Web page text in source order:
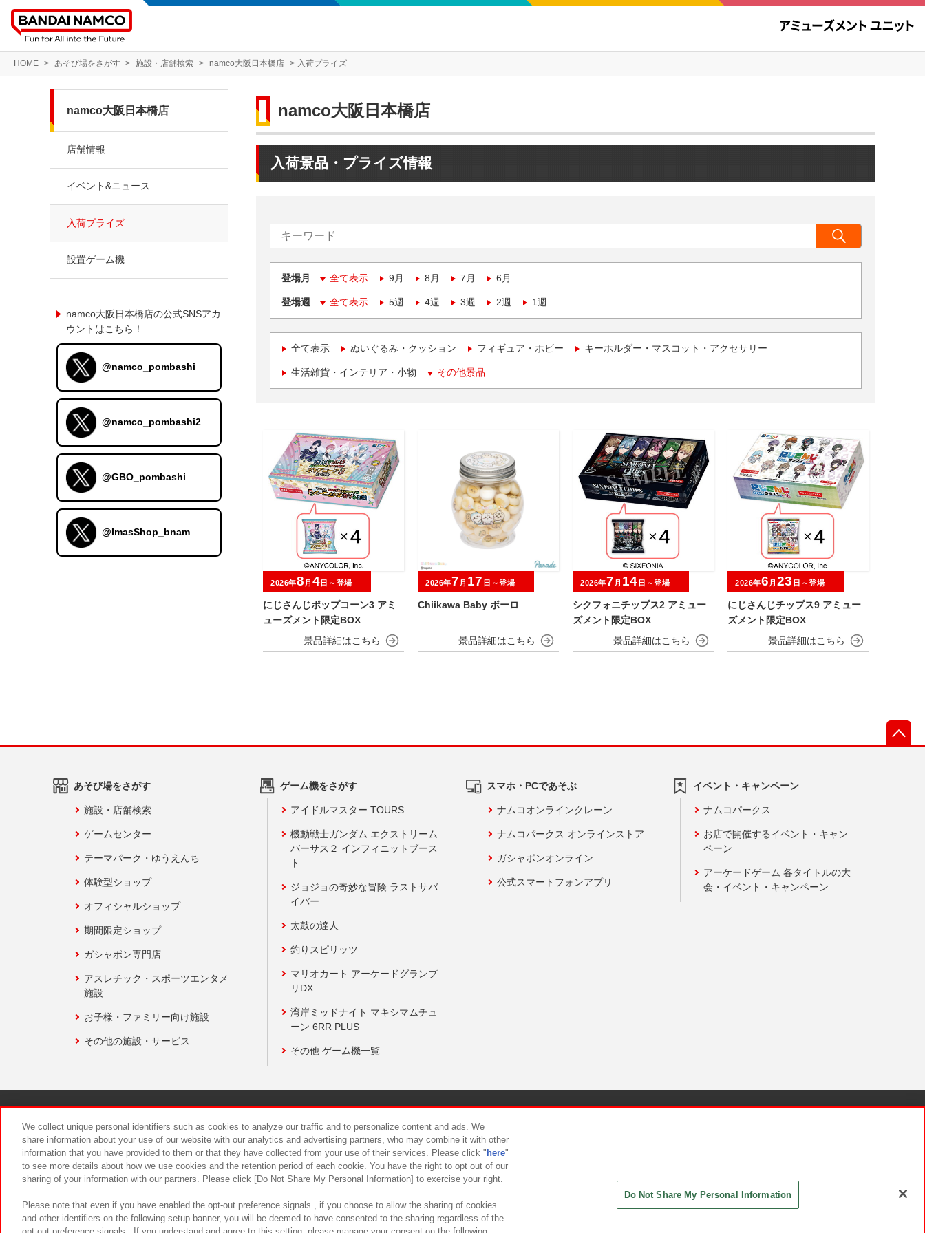
HOME あそび場をさがす 施設・店舗検索 namco大阪日本橋店 入荷プライズ
namco大阪日本橋店
入荷景品・プライズ情報
登場月 全て表示 9月 8月 7月 6月
登場週 全て表示 5週 4週 3週 2週 1週
全て表示 ぬいぐるみ・クッション フィギュア・ホビー キーホルダー・マスコット・アクセサリー
生活雑貨・インテリア・小物 その他景品
にじさんじポップコーン3 アミ
ューズメント限定BOX
2026年8 月 4日～登場
Chiikawa Baby ボーロ
2026年7 月 17 日～登場
シクフォニチップス2 アミュー
ズメント限定BOX
2026年7 月 14 日～登場
にじさんじチップス9 アミュー
ズメント限定BOX
2026年6 月 23 日～登場
namco大阪日本橋店
店舗情報
イベント&ニュース
入荷プライズ
設置ゲーム機
namco大阪日本橋店の公式SNSアカ
ウントはこちら！
@namco_pombashi
@namco_pombashi2
@GBO_pombashi
@ImasShop_bnam
あそび場をさがす
施設・店舗検索
ゲームセンター
テーマパーク・ゆうえんち
体験型ショップ
オフィシャルショップ
期間限定ショップ
ガシャポン専門店
アスレチック・スポーツエンタメ
施設
お子様・ファミリー向け施設
その他の施設・サービス
ゲーム機をさがす
アイドルマスター TOURS
機動戦士ガンダム エクストリーム
バーサス２ インフィニットブース
ト
ジョジョの奇妙な冒険 ラストサバ
イバー
太鼓の達人
釣りスピリッツ
マリオカート アーケードグランプ
リDX
湾岸ミッドナイト マキシマムチュ
ーン 6RR PLUS
その他 ゲーム機一覧
スマホ・PCであそぶ
ナムコオンラインクレーン
ナムコパークス オンラインストア
ガシャポンオンライン
公式スマートフォンアプリ
イベント・キャンペーン
ナムコパークス
お店で開催するイベント・キャン
ペーン
アーケードゲーム 各タイトルの大
会・イベント・キャンペーン
食品のご提供について カスタマーハラスメント対応方針
We collect unique personal identifiers such as cookies to analyze our traffic and to personalize content and ads. We
share information about your use of our website with our analytics and advertising partners, who may combine it with other
information that you have provided to them or that they have collected from your use of their services. Please click " here"
to see more details about how we use cookies and the retention period of each cookie. You have the right to opt out of our
sharing of your information with our partners. Please click [Do Not Share My Personal Information] to exercise your right.
Please note that even if you have enabled the opt-out preference signals , if you choose to allow the sharing of cookies
and other identifiers on the following setup banner, you will be deemed to have consented to the sharing regardless of the
Do Not Share My Personal Information